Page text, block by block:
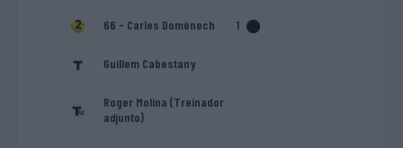
66 - Carles Domènech 1
Guillem Cabestany
Roger Molina (Treinador
adjunto)